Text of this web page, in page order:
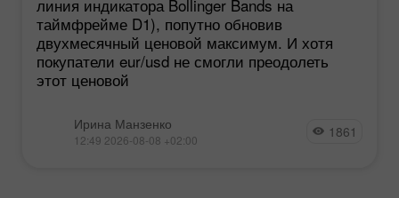
линия индикатора Bollinger Bands на
таймфрейме D1), попутно обновив
двухмесячный ценовой максимум. И хотя
покупатели eur/usd не смогли преодолеть
этот ценовой
Ирина Манзенко
12:49 2026-08-08 +02:00 1861